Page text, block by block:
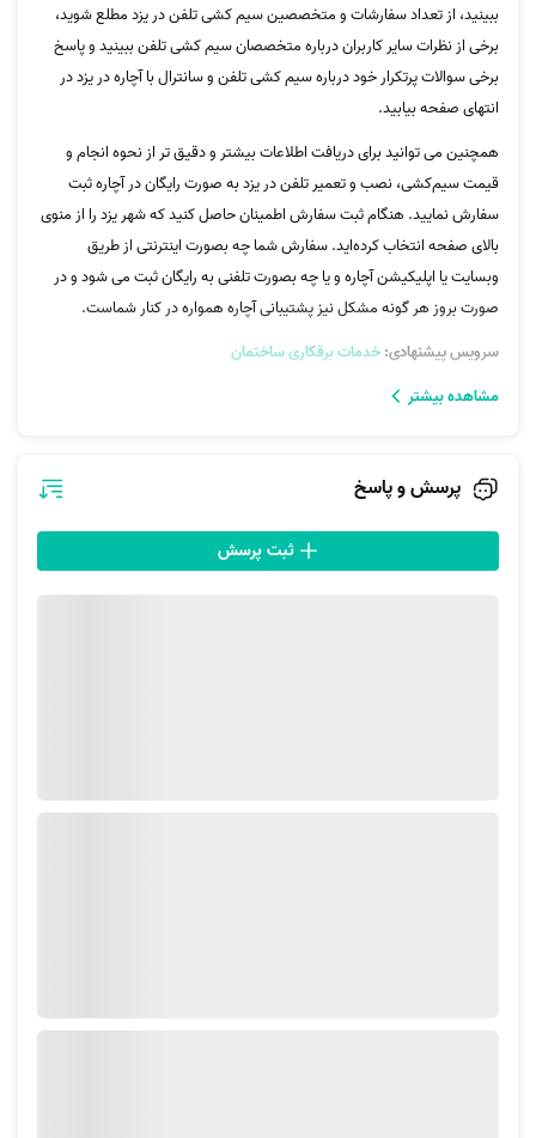
ببینید، از تعداد سفارشات و متخصصین سیم کشی تلفن در یزد مطلع شوید،
برخی از نظرات سایر کاربران درباره متخصصان سیم کشی تلفن ببینید و پاسخ
برخی سوالات پرتکرار خود درباره سیم کشی تلفن و سانترال با آچاره در یزد در
انتهای صفحه بیابید.
همچنین می توانید برای دریافت اطلاعات بیشتر و دقیق تر از نحوه انجام و
قیمت سیم‌کشی، نصب و تعمیر تلفن‌ در یزد به صورت رایگان در آچاره ثبت
سفارش نمایید. هنگام ثبت سفارش اطمینان حاصل کنید که شهر یزد را از منوی
بالای صفحه انتخاب کرده‌اید. سفارش شما چه بصورت اینترنتی از طریق
وبسایت یا اپلیکیشن آچاره و یا چه بصورت تلفنی به رایگان ثبت می شود و در
صورت بروز هر گونه مشکل نیز پشتیبانی آچاره همواره در کنار شماست.
سرویس پیشنهادی:خدمات برقکاری ساختمان
در صورت داشتن هر گونه سوال در رابطه با سیمکشی، سیم کشی،سیم کشی
سرویس پیشنهادی:
قیمت برق کشی ساختمان
مشاهده بیشتر
پرسش و پاسخ